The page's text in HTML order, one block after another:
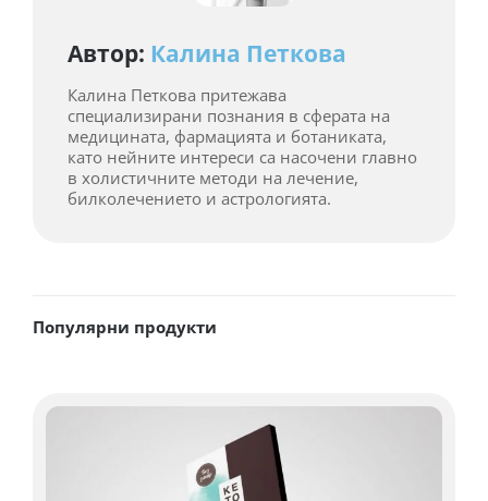
Популярни продукти
Автор: Калина Петкова
Калина Петкова притежава
специализирани познания в сферата на
медицината, фармацията и ботаниката,
като нейните интереси са насочени главно
в холистичните методи на лечение,
билколечението и астрологията.